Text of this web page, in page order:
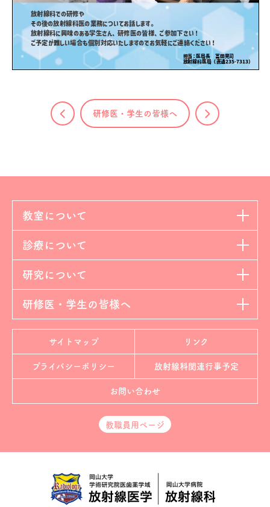
研修医・学生の皆様へ
教室について
診療について
研究について
研修医・学生の皆様へ
サイトマップ リンク
プライバシーポリシー 放射線科関連行事予定
お問い合わせ
教職員用ページ